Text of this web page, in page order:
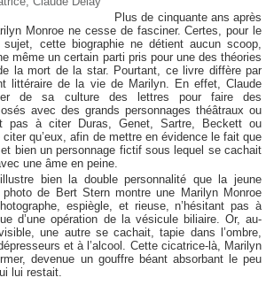
Plus de cinquante ans après
Monroe ne cesse de fasciner. Certes, pour le
cette biographie ne détient aucun scoop,
même un certain parti pris pour une des théories
la mort de la star. Pourtant, ce livre diffère par
littéraire de la vie de Marilyn. En effet, Claude
de sa culture des lettres pour faire des
avec des grands personnages théâtraux ou
pas à citer Duras, Genet, Sartre, Beckett ou
qu’eux, afin de mettre en évidence le fait que
bien un personnage fictif sous lequel se cachait
une âme en peine.
bien la double personnalité que la jeune
de Bert Stern montre une Marilyn Monroe
espiègle, et rieuse, n’hésitant pas à
d’une opération de la vésicule biliaire. Or, au-
une autre se cachait, tapie dans l’ombre,
et à l’alcool. Cette cicatrice-là, Marilyn
devenue un gouffre béant absorbant le peu
lui restait.